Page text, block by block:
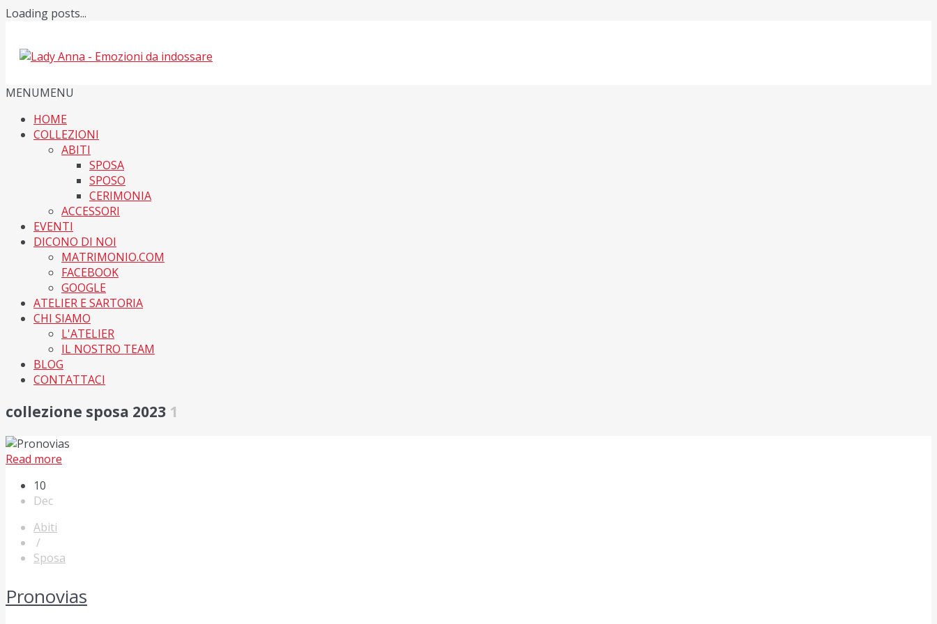
Loading posts...
MENUMENU
HOME
COLLEZIONI
ABITI
SPOSA
SPOSO
CERIMONIA
ACCESSORI
EVENTI
DICONO DI NOI
MATRIMONIO.COM
FACEBOOK
GOOGLE
ATELIER E SARTORIA
CHI SIAMO
L'ATELIER
IL NOSTRO TEAM
BLOG
CONTATTACI
collezione sposa 2023 1
Read more
10
Dec
Abiti
/
Sposa
Pronovias